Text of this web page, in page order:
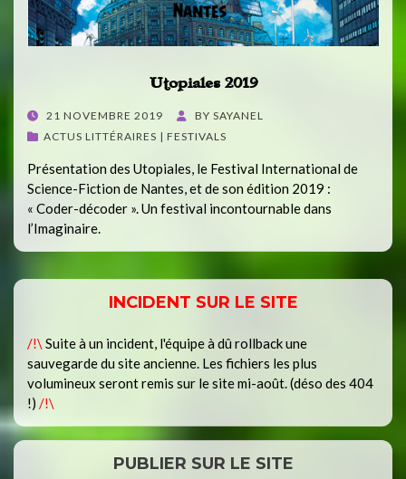
Utopiales 2019
POSTED
ON
21 NOVEMBRE 2019 BY SAYANEL
ACTUS LITTÉRAIRES | FESTIVALS
Présentation des Utopiales, le Festival International de
Science-Fiction de Nantes, et de son édition 2019 :
« Coder-décoder ». Un festival incontournable dans
l’Imaginaire.
INCIDENT SUR LE SITE
/!\ Suite à un incident, l'équipe à dû rollback une
sauvegarde du site ancienne. Les fichiers les plus
volumineux seront remis sur le site mi-août. (déso des 404
!) /!\
PUBLIER SUR LE SITE